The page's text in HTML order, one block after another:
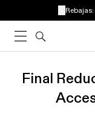
Rebajas:
Final